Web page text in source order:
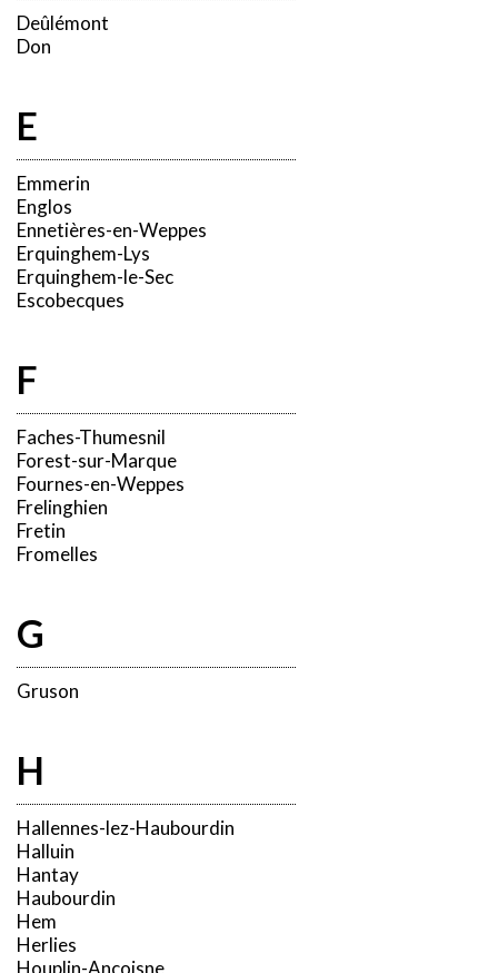
Deûlémont
Don
E
Emmerin
Englos
Ennetières-en-Weppes
Erquinghem-Lys
Erquinghem-le-Sec
Escobecques
F
Faches-Thumesnil
Forest-sur-Marque
Fournes-en-Weppes
Frelinghien
Fretin
Fromelles
G
Gruson
H
Hallennes-lez-Haubourdin
Halluin
Hantay
Haubourdin
Hem
Herlies
Houplin-Ancoisne